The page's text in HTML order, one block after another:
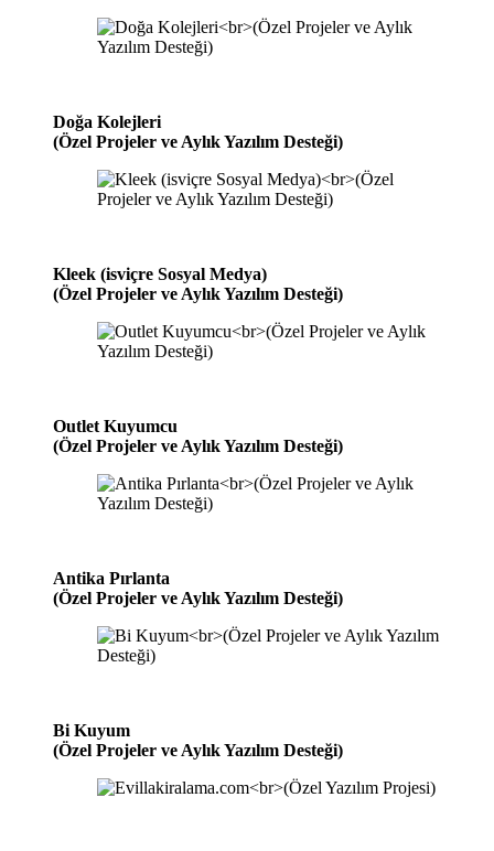
Doğa Kolejleri
(Özel Projeler ve Aylık Yazılım Desteği)
Kleek (isviçre Sosyal Medya)
(Özel Projeler ve Aylık Yazılım Desteği)
Outlet Kuyumcu
(Özel Projeler ve Aylık Yazılım Desteği)
Antika Pırlanta
(Özel Projeler ve Aylık Yazılım Desteği)
Bi Kuyum
(Özel Projeler ve Aylık Yazılım Desteği)